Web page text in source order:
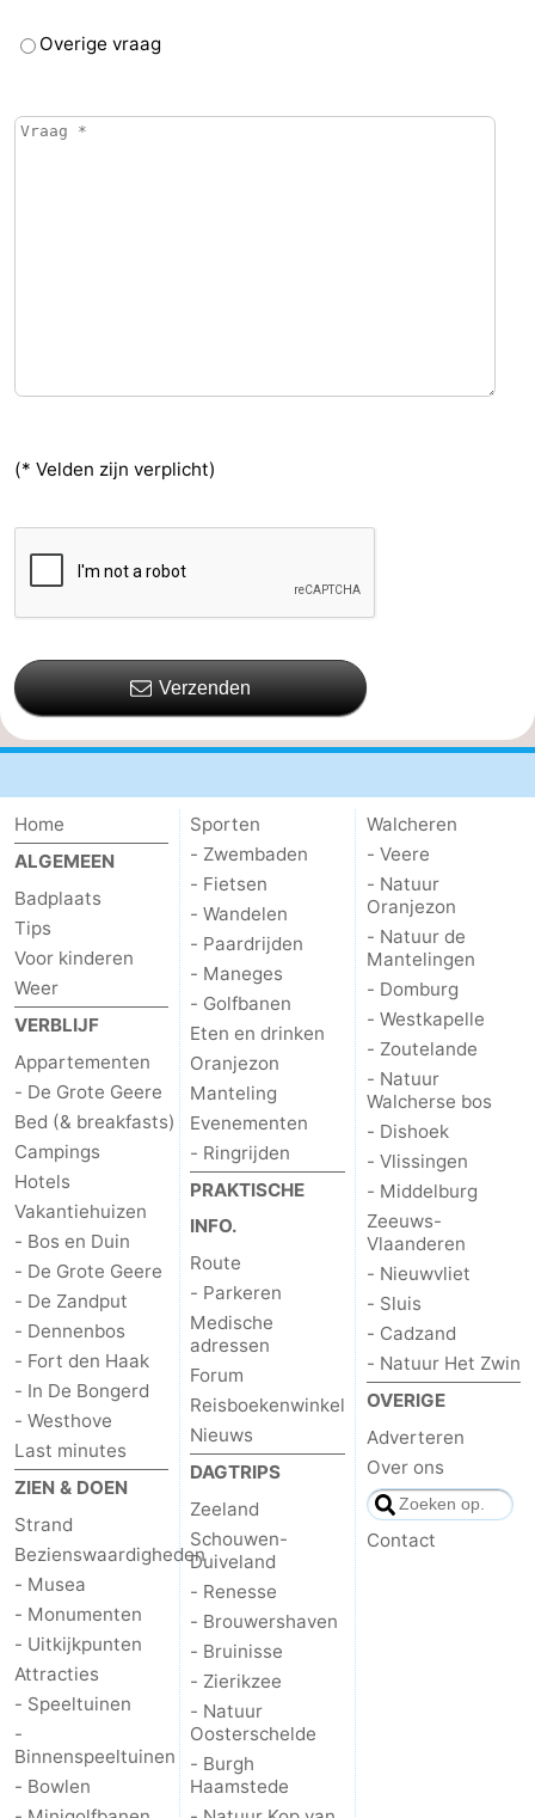
Overige vraag
(* Velden zijn verplicht)
Verzenden
Home
ALGEMEEN
Badplaats
Tips
Voor kinderen
Weer
VERBLIJF
Appartementen
- De Grote Geere
Bed (& breakfasts)
Campings
Hotels
Vakantiehuizen
- Bos en Duin
- De Grote Geere
- De Zandput
- Dennenbos
- Fort den Haak
- In De Bongerd
- Westhove
Last minutes
ZIEN & DOEN
Strand
Bezienswaardigheden
- Musea
- Monumenten
- Uitkijkpunten
Attracties
- Speeltuinen
-
Binnenspeeltuinen
- Bowlen
Sporten
- Zwembaden
- Fietsen
- Wandelen
- Paardrijden
- Maneges
- Golfbanen
Eten en drinken
Oranjezon
Manteling
Evenementen
- Ringrijden
PRAKTISCHE
INFO.
Route
- Parkeren
Medische
adressen
Forum
Reisboekenwinkel
Nieuws
DAGTRIPS
Zeeland
Schouwen-
Duiveland
- Renesse
- Brouwershaven
- Bruinisse
- Zierikzee
- Natuur
Oosterschelde
- Burgh
Haamstede
Walcheren
- Veere
- Natuur
Oranjezon
- Natuur de
Mantelingen
- Domburg
- Westkapelle
- Zoutelande
- Natuur
Walcherse bos
- Dishoek
- Vlissingen
- Middelburg
Zeeuws-
Vlaanderen
- Nieuwvliet
- Sluis
- Cadzand
- Natuur Het Zwin
OVERIGE
Adverteren
Over ons
Contact